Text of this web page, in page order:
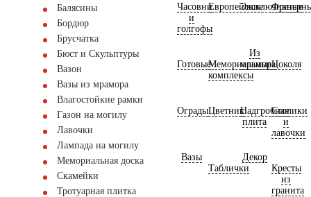
Балясины
Бордюр
Брусчатка
Бюст и Скульптуры
Вазон
Вазы из мрамора
Влагостойкие рамки
Газон на могилу
Лавочки
Лампада на могилу
Мемориальная доска
Скамейки
Тротуарная плитка
Часовни
и
голгофы
ЕвропейскиеЭксклюзивные
ГотовыеМемориальные
комплексы
Из
мрамораЦоколя
ОградыЦветникНадгробная
плита
Столики
и
лавочки
Вазы
Таблички
Декор
Кресты
из
гранита